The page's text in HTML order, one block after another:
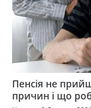
Пенсія не
причин і що